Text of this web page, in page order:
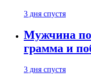
3 дня спустя
Мужчина
грамма и
3 дня спустя